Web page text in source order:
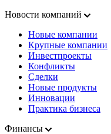
Новости компаний
Новые компании
Крупные компании
Инвестпроекты
Конфликты
Сделки
Новые продукты
Инновации
Практика бизнеса
Финансы